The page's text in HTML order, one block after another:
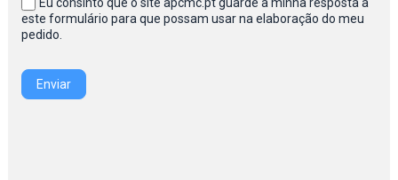
este formulário para que possam usar na elaboração do meu
pedido.
Enviar